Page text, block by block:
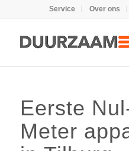
Service Over ons
Eerste
Meter